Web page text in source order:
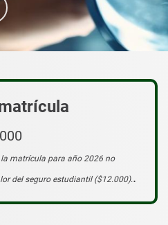
la matrícula para año 2026 no
del seguro estudiantil ($12.000)..